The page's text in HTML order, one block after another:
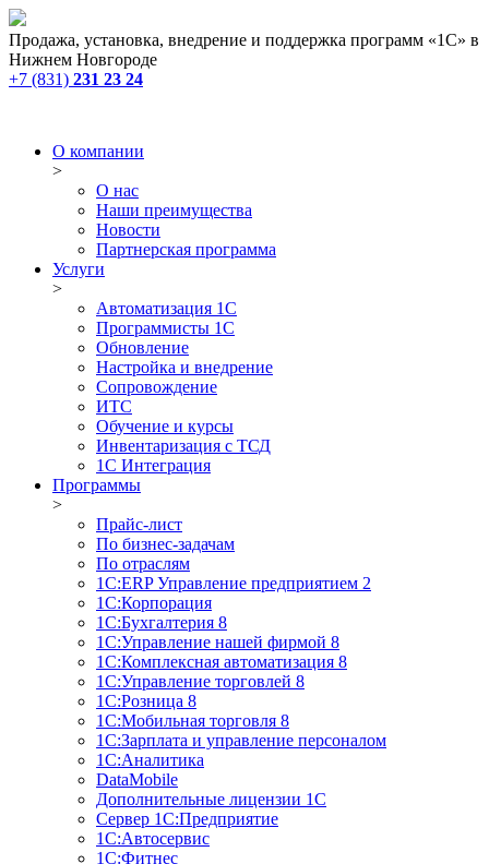
Продажа, установка, внедрение и поддержка программ «1С» в
Нижнем Новгороде
+7 (831) 231 23 24
О компании
>
О нас
Наши преимущества
Новости
Партнерская программа
Услуги
>
Автоматизация 1С
Программисты 1С
Обновление
Настройка и внедрение
Сопровождение
ИТС
Обучение и курсы
Инвентаризация с ТСД
1С Интеграция
Программы
>
Прайс-лист
По бизнес-задачам
По отраслям
1C:ERP Управление предприятием 2
1С:Корпорация
1С:Бухгалтерия 8
1С:Управление нашей фирмой 8
1С:Комплексная автоматизация 8
1С:Управление торговлей 8
1С:Розница 8
1С:Мобильная торговля 8
1С:Зарплата и управление персоналом
1С:Аналитика
DataMobile
Дополнительные лицензии 1С
Сервер 1С:Предприятие
1С:Автосервис
1С:Фитнес